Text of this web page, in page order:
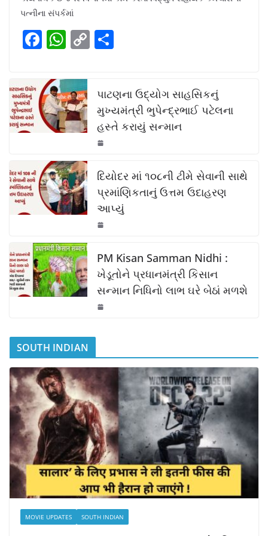
e
b
o
k
s
A
p
Li
n
પત્નીના સંપર્કમાં
F
c
e
b
o
o
k
W
at
s
A
p
p
C
y
Li
n
k
e
પાટણના ઉદ્યોગ સાહસિકનું
મુખ્યમંત્રી ભુપેન્દ્રભાઈ પટેલના
હસ્તે કરાયું સન્માન
દિયોદર માં ૧૦૮ની ટીમે સેવાની સાથે
પ્રમાંણિકતાનું ઉત્તમ ઉદાહરણ
આપ્યું
PM Kisan Samman Nidhi :
ખેડૂતોને પ્રધાનમંત્રી કિસાન
સન્માન નિધિનો લાભ ઘરે બેઠાં મળશે
SOUTH INDIAN
MOVIE UPDATES SOUTH INDIAN